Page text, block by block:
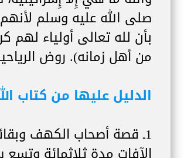
صلى الله عليه وسلم
بأن لله تعالى أولياء
من أهل زمانه). روض
الدليل عليها من كتاب
1ـ قصة أصحاب الكهف